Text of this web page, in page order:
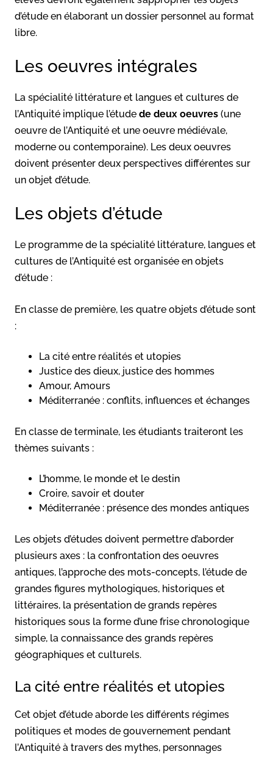
d’étude en élaborant un dossier personnel au format
libre.
Les oeuvres intégrales
La spécialité littérature et langues et cultures de
l’Antiquité implique l’étude de deux oeuvres (une
oeuvre de l’Antiquité et une oeuvre médiévale,
moderne ou contemporaine). Les deux oeuvres
doivent présenter deux perspectives différentes sur
un objet d’étude.
Les objets d’étude
Le programme de la spécialité littérature, langues et
cultures de l’Antiquité est organisée en objets
d’étude :
En classe de première, les quatre objets d’étude sont
:
La cité entre réalités et utopies
Justice des dieux, justice des hommes
Amour, Amours
Méditerranée : conflits, influences et échanges
En classe de terminale, les étudiants traiteront les
thèmes suivants :
L’homme, le monde et le destin
Croire, savoir et douter
Méditerranée : présence des mondes antiques
Les objets d’études doivent permettre d’aborder
plusieurs axes : la confrontation des oeuvres
antiques, l’approche des mots-concepts, l’étude de
grandes figures mythologiques, historiques et
littéraires, la présentation de grands repères
historiques sous la forme d’une frise chronologique
simple, la connaissance des grands repères
géographiques et culturels.
La cité entre réalités et utopies
Cet objet d’étude aborde les différents régimes
politiques et modes de gouvernement pendant
l’Antiquité à travers des mythes, personnages